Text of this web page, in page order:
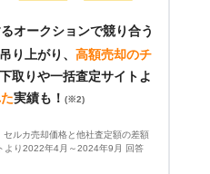
オークションで競り合う
り上がり、 高額売却のチ
取りや一括査定サイトよ
実績も！ (※2)
ルカ売却価格と他社査定額の差額
より2022年4月～2024年9月 回答